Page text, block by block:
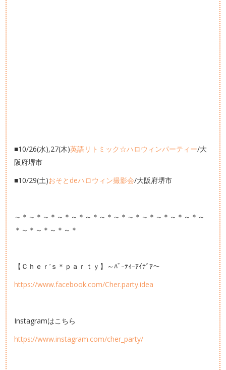
■10/26(水),27(木)英語リトミック☆ハロウィンパーティー/大
阪府堺市
■10/29(土)おそとdeハロウィン撮影会/大阪府堺市
～＊～＊～＊～＊～＊～＊～＊～＊～＊～＊～＊～＊～＊～
＊～＊～＊～＊～＊
【Ｃｈｅｒ’ｓ＊ｐａｒｔｙ】～ﾊﾟｰﾃｨｰｱｲﾃﾞｱ～
https://www.facebook.com/Cher.party.idea
Instagramはこちら
https://www.instagram.com/cher_party/